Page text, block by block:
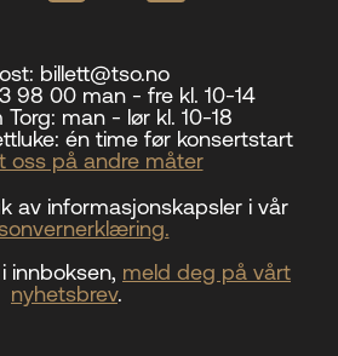
billett@tso.no
98 00 man - fre kl. 10-14
Torg: man - lør kl. 10-18
én time før konsertstart
oss på andre måter
av informasjonskapsler i vår
innboksen, meld deg på vårt
nyhetsbrev.